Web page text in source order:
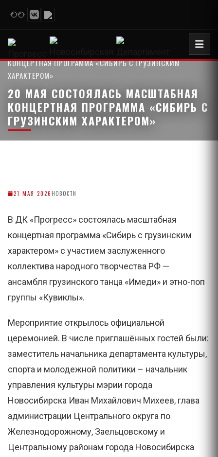
20 МАЯ СОСТОЯЛАСЬ МАСШТАБНАЯ
КОНЦЕРТНАЯ ПРОГРАММА «СИБИРЬ С ГРУЗИНСКИМ
ХАРАКТЕРОМ»
20 МАЯ СОСТОЯЛАСЬ МАСШТАБНАЯ
КОНЦЕРТНАЯ ПРОГРАММА «СИБИРЬ С
ГРУЗИНСКИМ ХАРАКТЕРОМ»
21 МАЯ 2026НОВОСТИ
В ДК «Прогресс» состоялась масштабная
концертная программа «Сибирь с грузинским
характером» с участием заслуженного
коллектива народного творчества РФ —
ансамбля грузинского танца «Имеди» и этно-поп
группы «Кувиклы».
Мероприятие открылось официальной
церемонией. В числе приглашённых гостей были:
заместитель начальника департамента культуры,
спорта и молодежной политики – начальник
управления культуры мэрии города
Новосибирска Иван Михайлович Михеев, глава
администрации Центрального округа по
Железнодорожному, Заельцовскому и
Центральному районам города Новосибирска